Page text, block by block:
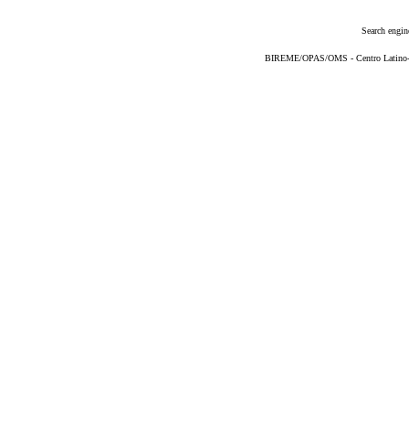
Search
BIREME/OPAS/OMS - Centro Latino-